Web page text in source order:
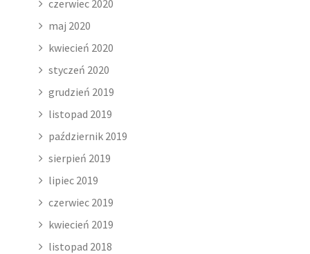
czerwiec 2020
maj 2020
kwiecień 2020
styczeń 2020
grudzień 2019
listopad 2019
październik 2019
sierpień 2019
lipiec 2019
czerwiec 2019
kwiecień 2019
listopad 2018